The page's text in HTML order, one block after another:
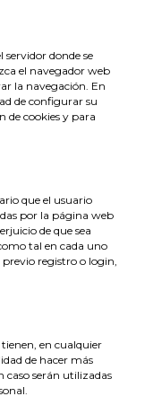
servidor donde se
el navegador web
la navegación. En
de configurar su
de cookies y para
que el usuario
por la página web
de que sea
tal en cada uno
previo registro o login,
en cualquier
de hacer más
serán utilizadas